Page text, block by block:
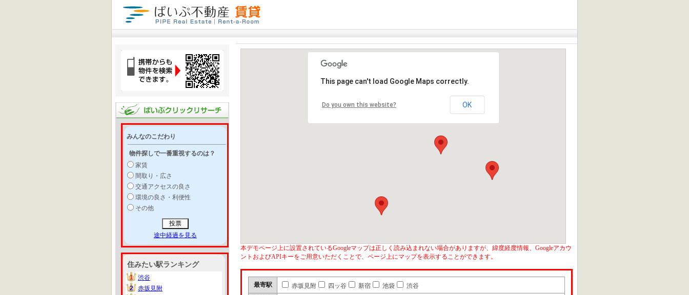
みんなのこだわり
物件探しで一番重視するのは？
家賃
間取り・広さ
交通アクセスの良さ
環境の良さ・利便性
その他
途中経過を見る
住みたい駅ランキング
1
1
渋谷
2
2
赤坂見附
This page can't load Google Maps correctly.
Do you own this website? OK
本デモページ上に設置されているGoogleマップは正しく読み込まれない場合がありますが、緯度経度情報、Googleアカウ
ントおよびAPIキーをご用意いただくことで、ページ上にマップを表示することができます。
最寄駅 赤坂見附 四ッ谷 新宿 池袋 渋谷